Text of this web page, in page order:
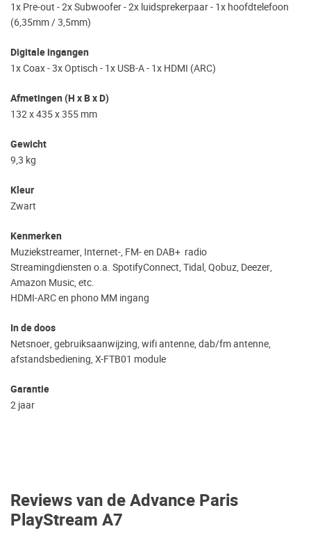
1x Pre-out - 2x Subwoofer - 2x luidsprekerpaar - 1x hoofdtelefoon
(6,35mm / 3,5mm)
Digitale ingangen
1x Coax - 3x Optisch - 1x USB-A - 1x HDMI (ARC)
Afmetingen (H x B x D)
132 x 435 x 355 mm
Gewicht
9,3 kg
Kleur
Zwart
Kenmerken
Muziekstreamer, Internet-, FM- en DAB+ radio
Streamingdiensten o.a. SpotifyConnect, Tidal, Qobuz, Deezer,
Amazon Music, etc.
HDMI-ARC en phono MM ingang
In de doos
Netsnoer, gebruiksaanwijzing, wifi antenne, dab/fm antenne,
afstandsbediening, X-FTB01 module
Garantie
2 jaar
Reviews van de Advance Paris
PlayStream A7